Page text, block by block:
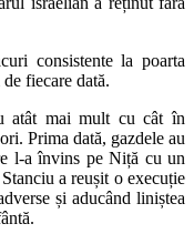
consistente la poarta
fiecare dată.
atât mai mult cu cât în
Prima dată, gazdele au
l-a învins pe Niță cu un
a reușit o execuție
și aducând liniștea